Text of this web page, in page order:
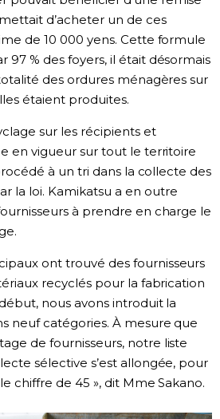
d’acheter un de ces
de 10 000 yens. Cette formule
% des foyers, il était désormais
des ordures ménagères sur
étaient produites.
sur les récipients et
en vigueur sur tout le territoire
à un tri dans la collecte des
la loi. Kamikatsu a en outre
à prendre en charge le
ont trouvé des fournisseurs
recyclés pour la fabrication
nous avons introduit la
neuf catégories. À mesure que
de fournisseurs, notre liste
sélective s’est allongée, pour
chiffre de 45 », dit Mme Sakano.